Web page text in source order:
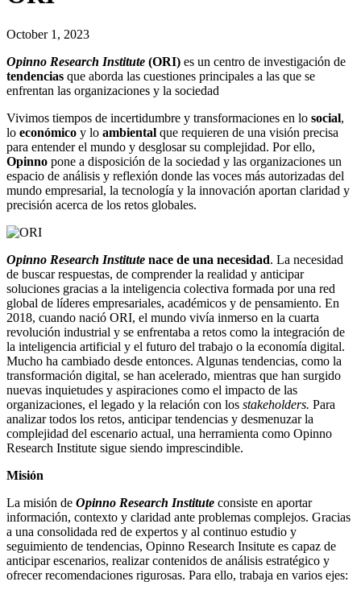
October 1, 2023
Opinno Research Institute (ORI) es un centro de investigación de
tendencias que aborda las cuestiones principales a las que se
enfrentan las organizaciones y la sociedad
Vivimos tiempos de incertidumbre y transformaciones en lo social,
lo económico y lo ambiental que requieren de una visión precisa
para entender el mundo y desglosar su complejidad. Por ello,
Opinno pone a disposición de la sociedad y las organizaciones un
espacio de análisis y reflexión donde las voces más autorizadas del
mundo empresarial, la tecnología y la innovación aportan claridad y
precisión acerca de los retos globales.
Opinno Research Institute nace de una necesidad. La necesidad
de buscar respuestas, de comprender la realidad y anticipar
soluciones gracias a la inteligencia colectiva formada por una red
global de líderes empresariales, académicos y de pensamiento. En
2018, cuando nació ORI, el mundo vivía inmerso en la cuarta
revolución industrial y se enfrentaba a retos como la integración de
la inteligencia artificial y el futuro del trabajo o la economía digital.
Mucho ha cambiado desde entonces. Algunas tendencias, como la
transformación digital, se han acelerado, mientras que han surgido
nuevas inquietudes y aspiraciones como el impacto de las
organizaciones, el legado y la relación con los stakeholders. Para
analizar todos los retos, anticipar tendencias y desmenuzar la
complejidad del escenario actual, una herramienta como Opinno
Research Institute sigue siendo imprescindible.
Misión
La misión de Opinno Research Institute consiste en aportar
información, contexto y claridad ante problemas complejos. Gracias
a una consolidada red de expertos y al continuo estudio y
seguimiento de tendencias, Opinno Research Insitute es capaz de
anticipar escenarios, realizar contenidos de análisis estratégico y
ofrecer recomendaciones rigurosas. Para ello, trabaja en varios ejes: